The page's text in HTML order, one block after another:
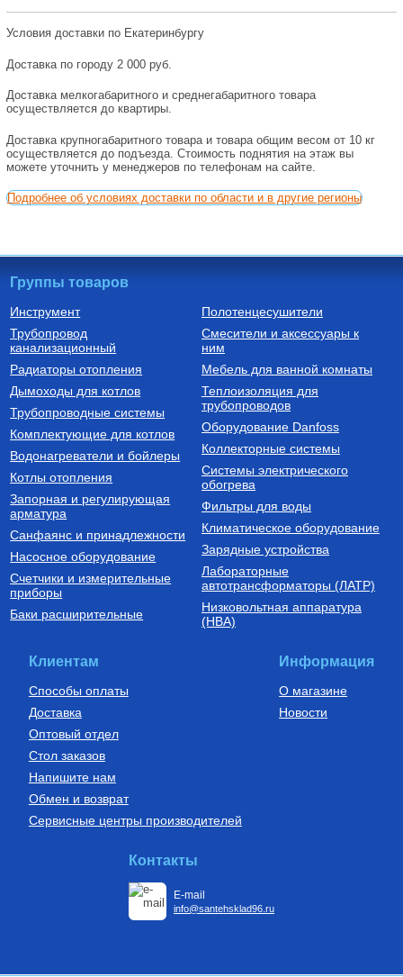
Условия доставки по Екатеринбургу
Доставка по городу 2 000 руб.
Доставка мелкогабаритного и среднегабаритного товара
осуществляется до квартиры.
Доставка крупногабаритного товара и товара общим весом от 10 кг
осуществляется до подъезда. Стоимость поднятия на этаж вы
можете уточнить у менеджеров по телефонам на сайте.
Подробнее об условиях доставки по области и в другие регионы
Группы товаров
Инструмент
Трубопровод
канализационный
Радиаторы отопления
Дымоходы для котлов
Трубопроводные системы
Комплектующие для котлов
Водонагреватели и бойлеры
Котлы отопления
Запорная и регулирующая
арматура
Санфаянс и принадлежности
Насосное оборудование
Счетчики и измерительные
приборы
Баки расширительные
Полотенцесушители
Смесители и аксессуары к
ним
Мебель для ванной комнаты
Теплоизоляция для
трубопроводов
Оборудование Danfoss
Коллекторные системы
Системы электрического
обогрева
Фильтры для воды
Климатическое оборудование
Зарядные устройства
Лабораторные
автотрансформаторы (ЛАТР)
Низковольтная аппаратура
(НВА)
Клиентам
Способы оплаты
Доставка
Оптовый отдел
Стол заказов
Напишите нам
Обмен и возврат
Сервисные центры производителей
Информация
О магазине
Новости
Контакты
E-mail
info@santehsklad96.ru